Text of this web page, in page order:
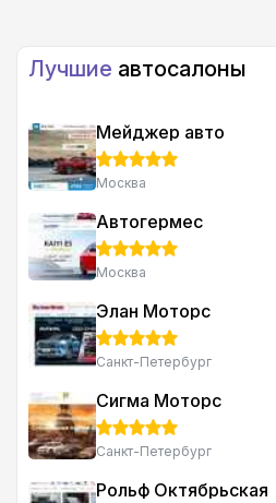
единичный!
Лучшие автосалоны
Мейджер авто
Москва
Автогермес
Москва
Элан Моторс
Санкт-Петербург
Сигма Моторс
Санкт-Петербург
Рольф Октябрьская